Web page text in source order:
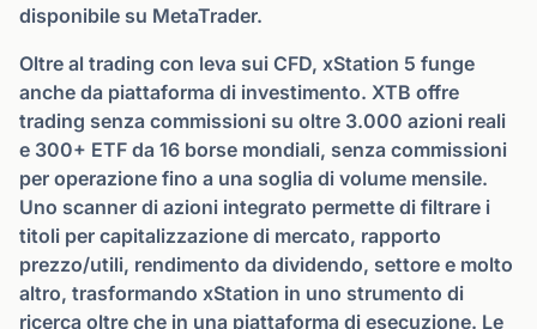
disponibile su MetaTrader.
Oltre al trading con leva sui CFD, xStation 5 funge
anche da piattaforma di investimento. XTB offre
trading senza commissioni su oltre 3.000 azioni reali
e 300+ ETF da 16 borse mondiali, senza commissioni
per operazione fino a una soglia di volume mensile.
Uno scanner di azioni integrato permette di filtrare i
titoli per capitalizzazione di mercato, rapporto
prezzo/utili, rendimento da dividendo, settore e molto
altro, trasformando xStation in uno strumento di
ricerca oltre che in una piattaforma di esecuzione. Le